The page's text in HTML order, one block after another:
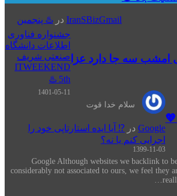
امشب سه جا دارد عزا
IranSBizGmail در ♨️ پنجمین
جشنواره فناوری
اطلاعات دانشگاه
صنعتی شریف
ITWEEKEND
5th ♨️
1401-05-11
سلام خدا قوت
Google در ⁉️ آیا ایده استارتاپی خود را
اجرایی کنم یا نه؟
1399-11-03
Google Although websites we backlink to
considerably not associated to ours, we feel they